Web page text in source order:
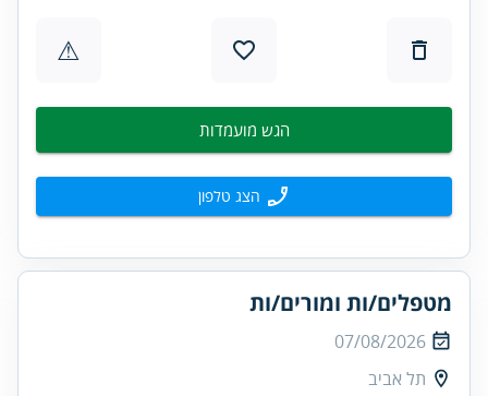
⚠
הגש מועמדות
הצג טלפון
מטפלים/ות ומורים/ות
07/08/2026
תל אביב